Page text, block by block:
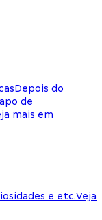
Depois do
de
mais em
e etc.Veja